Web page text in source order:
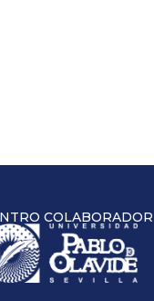
COLABORADOR